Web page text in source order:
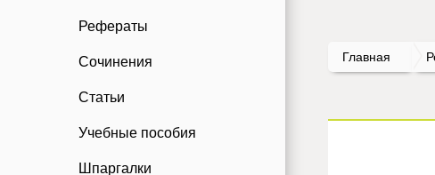
Рефераты
Сочинения
Статьи
Учебные пособия
Шпаргалки
Главная